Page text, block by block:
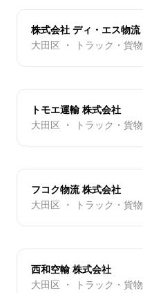
株式会社 ディ・エス物流
大田区 ・ トラック・貨物
トモエ運輸 株式会社
大田区 ・ トラック・貨物
フコク物流 株式会社
大田区 ・ トラック・貨物
西和空輸 株式会社
大田区 ・ トラック・貨物